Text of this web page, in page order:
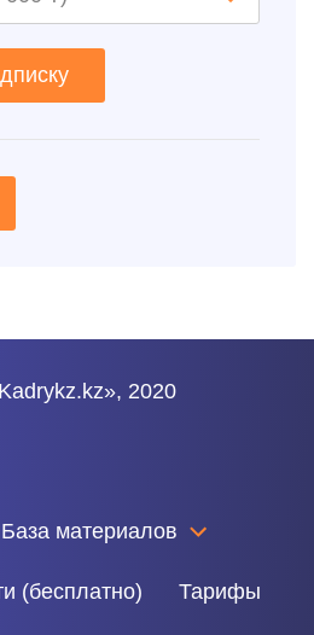
2020
База материалов
(бесплатно) Тарифы